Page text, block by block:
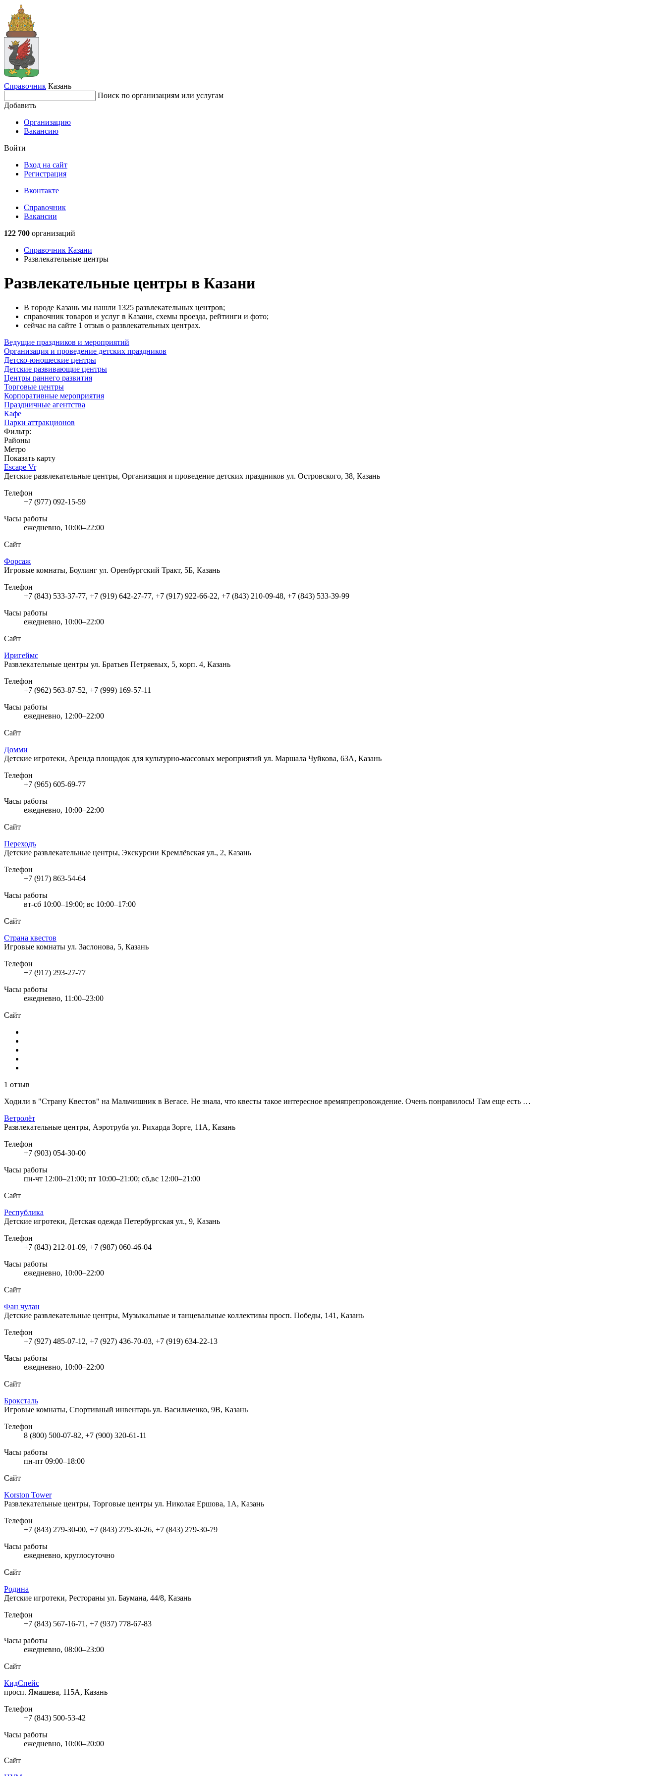
Справочник Казань
Поиск по организациям или услугам
Добавить
Организацию
Вакансию
Войти
Вход на сайт
Регистрация
Вконтакте
Справочник
Вакансии
122 700 организаций
Справочник Казани
Развлекательные центры
Развлекательные центры в Казани
В городе Казань мы нашли 1325 развлекательных центров;
справочник товаров и услуг в Казани, схемы проезда, рейтинги и фото;
сейчас на сайте 1 отзыв о развлекательных центрах.
Ведущие праздников и мероприятий
Организация и проведение детских праздников
Детско-юношеские центры
Детские развивающие центры
Центры раннего развития
Торговые центры
Корпоративные мероприятия
Праздничные агентства
Кафе
Парки аттракционов
Фильтр:
Районы
Метро
Показать карту
Escape Vr
Детские развлекательные центры, Организация и проведение детских праздников ул. Островского, 38, Казань
Телефон
+7 (977) 092-15-59
Часы работы
ежедневно, 10:00–22:00
Сайт
Форсаж
Игровые комнаты, Боулинг ул. Оренбургский Тракт, 5Б, Казань
Телефон
+7 (843) 533-37-77, +7 (919) 642-27-77, +7 (917) 922-66-22, +7 (843) 210-09-48, +7 (843) 533-39-99
Часы работы
ежедневно, 10:00–22:00
Сайт
Иригеймс
Развлекательные центры ул. Братьев Петряевых, 5, корп. 4, Казань
Телефон
+7 (962) 563-87-52, +7 (999) 169-57-11
Часы работы
ежедневно, 12:00–22:00
Сайт
Домми
Детские игротеки, Аренда площадок для культурно-массовых мероприятий ул. Маршала Чуйкова, 63А, Казань
Телефон
+7 (965) 605-69-77
Часы работы
ежедневно, 10:00–22:00
Сайт
Переходъ
Детские развлекательные центры, Экскурсии Кремлёвская ул., 2, Казань
Телефон
+7 (917) 863-54-64
Часы работы
вт-сб 10:00–19:00; вс 10:00–17:00
Сайт
Страна квестов
Игровые комнаты ул. Заслонова, 5, Казань
Телефон
+7 (917) 293-27-77
Часы работы
ежедневно, 11:00–23:00
Сайт
1 отзыв
Ходили в "Страну Квестов" на Мальчишник в Вегасе. Не знала, что квесты такое интересное времяпрепровождение. Очень понравилось! Там еще есть …
Ветролёт
Развлекательные центры, Аэротруба ул. Рихарда Зорге, 11А, Казань
Телефон
+7 (903) 054-30-00
Часы работы
пн-чт 12:00–21:00; пт 10:00–21:00; сб,вс 12:00–21:00
Сайт
Республика
Детские игротеки, Детская одежда Петербургская ул., 9, Казань
Телефон
+7 (843) 212-01-09, +7 (987) 060-46-04
Часы работы
ежедневно, 10:00–22:00
Сайт
Фан чулан
Детские развлекательные центры, Музыкальные и танцевальные коллективы просп. Победы, 141, Казань
Телефон
+7 (927) 485-07-12, +7 (927) 436-70-03, +7 (919) 634-22-13
Часы работы
ежедневно, 10:00–22:00
Сайт
Броксталь
Игровые комнаты, Спортивный инвентарь ул. Васильченко, 9В, Казань
Телефон
8 (800) 500-07-82, +7 (900) 320-61-11
Часы работы
пн-пт 09:00–18:00
Сайт
Korston Tower
Развлекательные центры, Торговые центры ул. Николая Ершова, 1А, Казань
Телефон
+7 (843) 279-30-00, +7 (843) 279-30-26, +7 (843) 279-30-79
Часы работы
ежедневно, круглосуточно
Сайт
Родина
Детские игротеки, Рестораны ул. Баумана, 44/8, Казань
Телефон
+7 (843) 567-16-71, +7 (937) 778-67-83
Часы работы
ежедневно, 08:00–23:00
Сайт
КидСпейс
просп. Ямашева, 115А, Казань
Телефон
+7 (843) 500-53-42
Часы работы
ежедневно, 10:00–20:00
Сайт